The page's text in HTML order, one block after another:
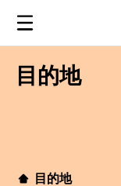
目的地
目的地